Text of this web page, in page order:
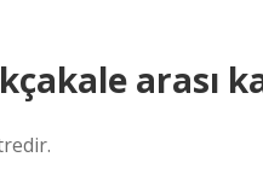
arası